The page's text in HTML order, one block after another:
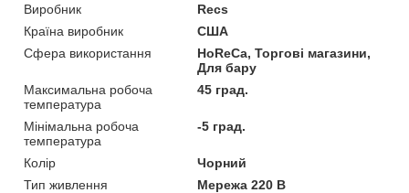
Виробник
Recs
Країна виробник
США
Сфера використання
HoReCa, Торгові магазини,
Для бару
Максимальна робоча
температура
45 град.
Мінімальна робоча
температура
-5 град.
Колір
Чорний
Тип живлення
Мережа 220 В